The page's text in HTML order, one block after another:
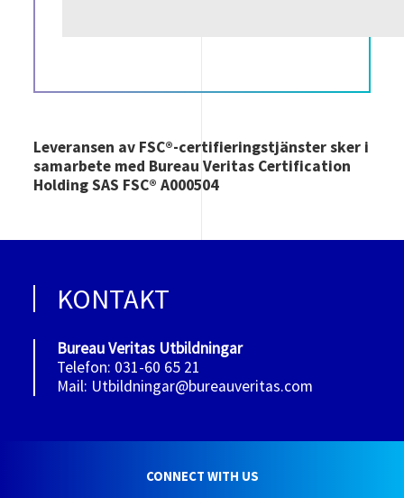
Leveransen av FSC®-certifieringstjänster sker i
samarbete med Bureau Veritas Certification
Holding SAS FSC® A000504
KONTAKT
Bureau Veritas Utbildningar
Telefon: 031-60 65 21
Mail: Utbildningar@bureauveritas.com
CONNECT WITH US